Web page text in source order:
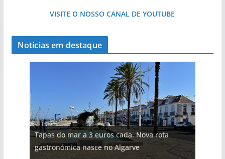
VISITE O NOSSO CANAL DE YOUTUBE
Notícias em destaque
Tapas do mar a 3 euros cada. Nova rota
gastronómica nasce no Algarve
Tempestades roubam areia de praias e põem
arribas em risco no Algarve (com vídeo)
Projeto milionário: investimento de 108
milhões de euros na construção de dois
hotéis (com vídeo)
Milagre da água. Fontes emblemáticas do
Algarve voltam a ter vida (com vídeo)
Foto do dia: uma cidade algarvia que cresceu
entre redes e fábricas